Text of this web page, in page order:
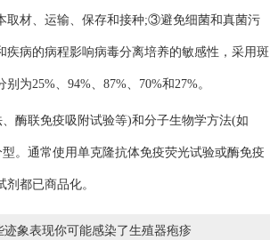
材、运输、保存和接种;③避免细菌和真菌污
病的病程影响病毒分离培养的敏感性，采用斑
为25%、94%、87%、70%和27%。
酶联免疫吸附试验等)和分子生物学方法(如
。通常使用单克隆抗体免疫荧光试验或酶免疫
都已商品化。
迹象表现你可能感染了生殖器疱疹